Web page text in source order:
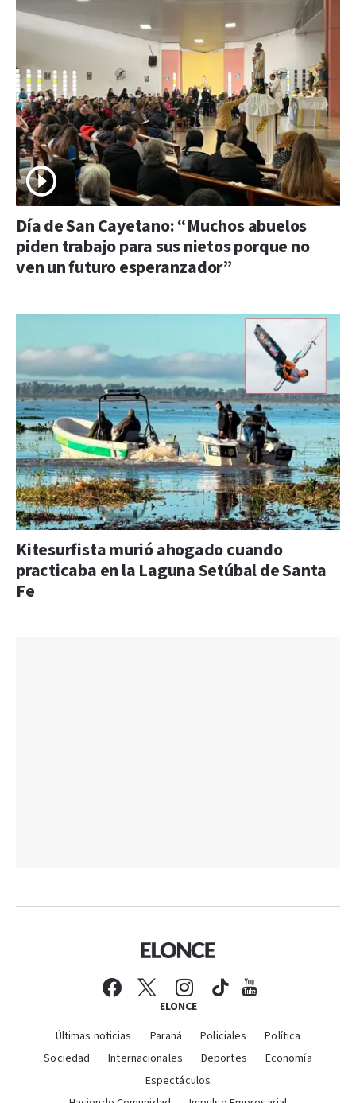
Día de San Cayetano: “Muchos abuelos
piden trabajo para sus nietos porque no
ven un futuro esperanzador”
Kitesurfista murió ahogado cuando
practicaba en la Laguna Setúbal de Santa
Fe
ELONCE
Últimas noticias Paraná Policiales
Política
Sociedad
Internacionales Deportes
Economía
Espectáculos